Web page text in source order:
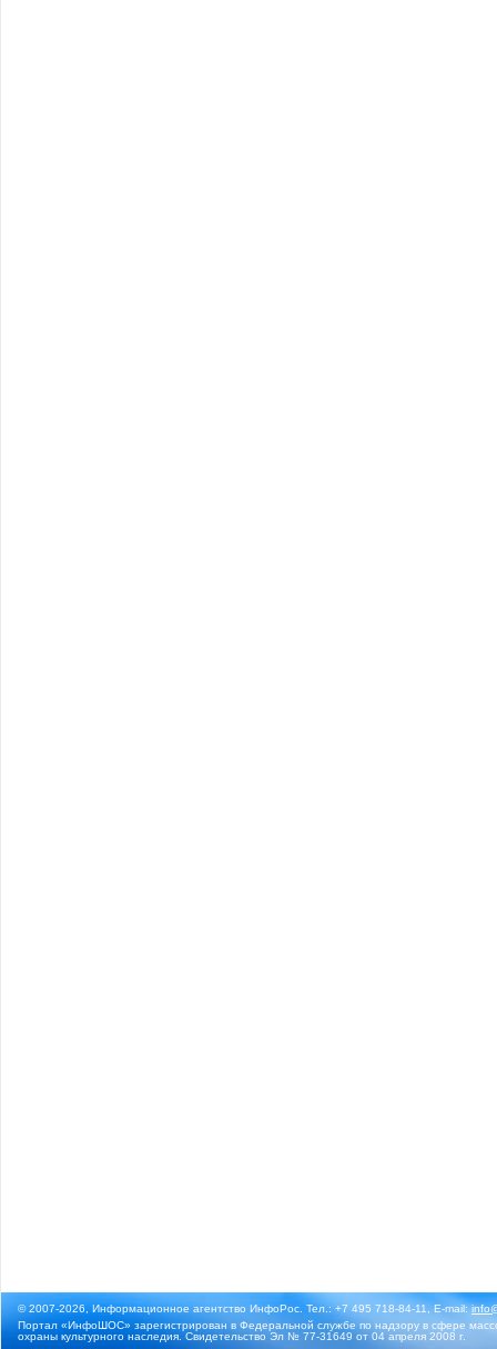
© 2007-2026, Информационное агентство ИнфоРос. Тел.: +7 495 718-84-11, E-mail:
Портал «ИнфоШОС» зарегистрирован в Федеральной службе по надзору в сфере
охраны культурного наследия. Свидетельство Эл № 77-31649 от 04 апреля 2008 г.